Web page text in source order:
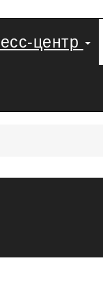
центр